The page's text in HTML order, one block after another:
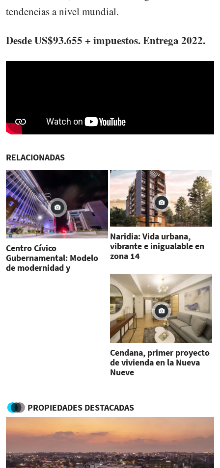
tendencias a nivel mundial.
Desde US$93.655 + impuestos. Entrega 2022.
RELACIONADAS
Centro Cívico
Gubernamental: Modelo
de modernidad y
Naridia: Vida urbana,
vibrante e inigualable en
zona 14
Cendana, primer proyecto
de vivienda en la Nueva
Nueve
PROPIEDADES DESTACADAS